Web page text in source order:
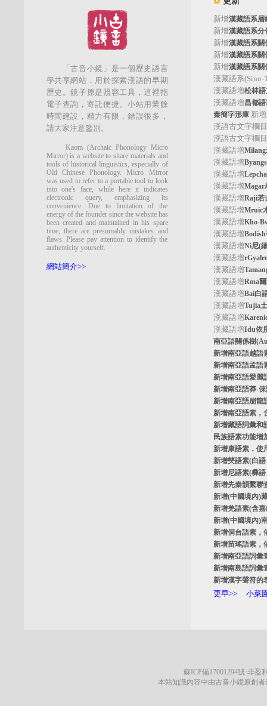
「古音小鏡」是一個歷史語言
學共享網站，用於探索漢語的早期
歷史。鏡子原是照容工具，這裡指
電子查詢，寄託便捷。小站用業餘
時間建設，精力有限，錯誤很多，
請大家注意鑒別。
Kaom (Archaic Phonology Micro
Mirror) is a website to share materials and
tools of historical linguistics, especially of
Old Chinese Phonology. Micro Mirror
was used to refer to a portable tool to look
into one's face, while here it indicates
electronic query, emphasizing its
convenience. Due to limitation of the
energy of the founder since the website has
been created and maintained in his spare
time, there are presumably mistakes and
flaws. Please pay attention to identify the
authenticity yourself.
網站簡介>>
新增漢藏語系層
新增漢藏語系分
新增漢藏語系關
新增漢藏語系關
新增漢藏語系關
漢藏語系(Sino-
漢藏語增松林語
漢藏語增昌都語
秦簡字形庫新增
漢語古文字欄
漢語古文字欄
漢藏語增Milang
漢藏語增
漢藏語增
漢藏語增Magar
漢藏語增Raji若
漢藏語增Mruic
漢藏語增Kho-
漢藏語增
漢藏語增Ni尼(
漢藏語增
漢藏語增
漢藏語增Rma
漢藏語增Bai白
漢藏語增Tujia
漢藏語增
漢藏語增Idu依
南亞語關係樹
新增南亞語越語
新增南亞語孟語
新增南亞語愛麗
新增南亞語莽-倈
新增南亞語崩龍
新增南亞語素，
新增藏語詞彙和
民族語素功能
新增康語素，使
新增僰語素(白
新增尼語素(彝
新增先秦韻繫聯
新增(中國境內)
新增羌語素(含
新增(中國境內)
新增侗台語素，
新增苗瑤語素，
新增南亞語詞彙
新增南島語詞彙
新增漢字聲符的
更早>> 小菜
蘇ICP備17001294號·非盈
本站知識內容中由古音小鏡原創